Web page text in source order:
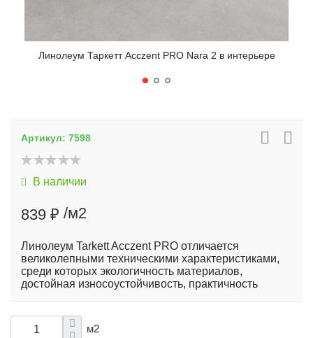
Линолеум Таркетт Acczent PRO Nara 2 в интерьере
Артикул: 7598
В наличии
839 ₽ /м2
Линолеум Tarkett Acczent PRO отличается
великолепными техническими характеристиками,
среди которых экологичность материалов,
достойная износоустойчивость, практичность
м2